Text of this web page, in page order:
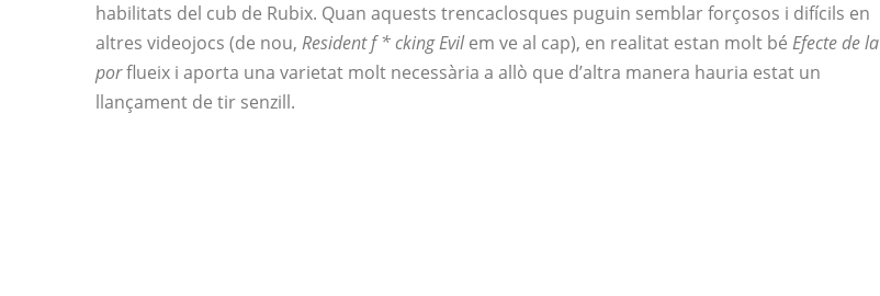
habilitats del cub de Rubix. Quan aquests trencaclosques puguin semblar forçosos i difícils en
altres videojocs (de nou, Resident f * cking Evilem ve al cap), en realitat estan molt bé Efecte de la
porflueix i aporta una varietat molt necessària a allò que d’altra manera hauria estat un
llançament de tir senzill.